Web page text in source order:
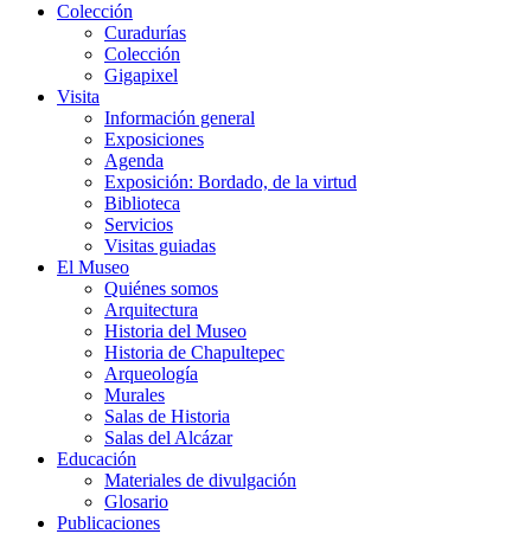
Colección
Curadurías
Colección
Gigapixel
Visita
Información general
Exposiciones
Agenda
Exposición: Bordado, de la virtud
Biblioteca
Servicios
Visitas guiadas
El Museo
Quiénes somos
Arquitectura
Historia del Museo
Historia de Chapultepec
Arqueología
Murales
Salas de Historia
Salas del Alcázar
Educación
Materiales de divulgación
Glosario
Publicaciones